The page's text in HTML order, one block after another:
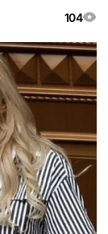
104